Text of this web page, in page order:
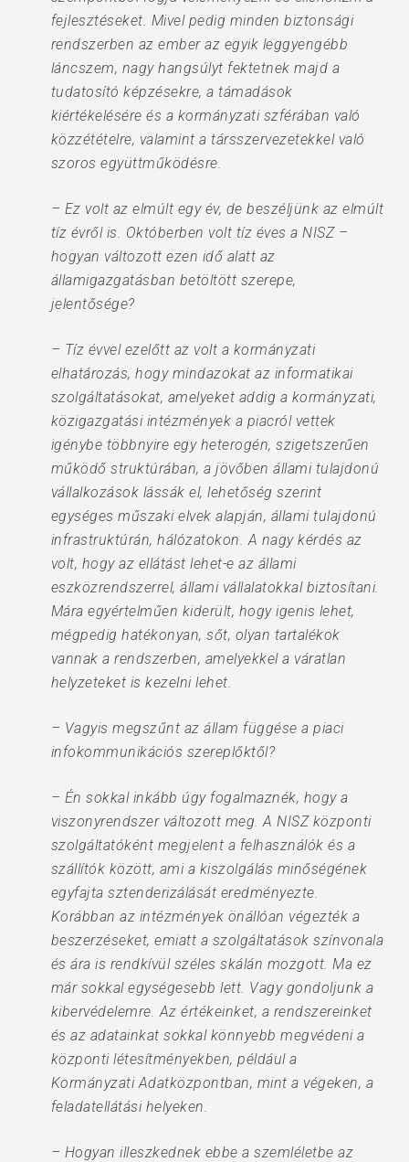
fejlesztéseket. Mivel pedig minden biztonsági
rendszerben az ember az egyik leggyengébb
láncszem, nagy hangsúlyt fektetnek majd a
tudatosító képzésekre, a támadások
kiértékelésére és a kormányzati szférában való
közzétételre, valamint a társszervezetekkel való
szoros együttműködésre.
– Ez volt az elmúlt egy év, de beszéljünk az elmúlt
tíz évről is. Októberben volt tíz éves a NISZ –
hogyan változott ezen idő alatt az
államigazgatásban betöltött szerepe,
jelentősége?
– Tíz évvel ezelőtt az volt a kormányzati
elhatározás, hogy mindazokat az informatikai
szolgáltatásokat, amelyeket addig a kormányzati,
közigazgatási intézmények a piacról vettek
igénybe többnyire egy heterogén, szigetszerűen
működő struktúrában, a jövőben állami tulajdonú
vállalkozások lássák el, lehetőség szerint
egységes műszaki elvek alapján, állami tulajdonú
infrastruktúrán, hálózatokon. A nagy kérdés az
volt, hogy az ellátást lehet-e az állami
eszközrendszerrel, állami vállalatokkal biztosítani.
Mára egyértelműen kiderült, hogy igenis lehet,
mégpedig hatékonyan, sőt, olyan tartalékok
vannak a rendszerben, amelyekkel a váratlan
helyzeteket is kezelni lehet.
– Vagyis megszűnt az állam függése a piaci
infokommunikációs szereplőktől?
– Én sokkal inkább úgy fogalmaznék, hogy a
viszonyrendszer változott meg. A NISZ központi
szolgáltatóként megjelent a felhasználók és a
szállítók között, ami a kiszolgálás minőségének
egyfajta sztenderizálását eredményezte.
Korábban az intézmények önállóan végezték a
beszerzéseket, emiatt a szolgáltatások színvonala
és ára is rendkívül széles skálán mozgott. Ma ez
már sokkal egységesebb lett. Vagy gondoljunk a
kibervédelemre. Az értékeinket, a rendszereinket
és az adatainkat sokkal könnyebb megvédeni a
központi létesítményekben, például a
Kormányzati Adatközpontban, mint a végeken, a
feladatellátási helyeken.
– Hogyan illeszkednek ebbe a szemléletbe az